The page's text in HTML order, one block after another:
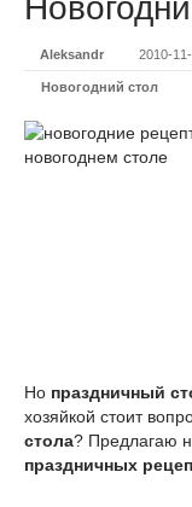
Aleksandr 2010-
Новогодний стол
Но праздничный
хозяйкой стоит
стола? Предлагаю
праздничных